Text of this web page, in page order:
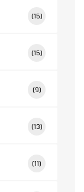
(15)
(15)
(9)
(13)
(11)